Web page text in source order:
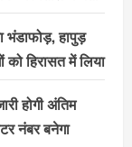
भंडाफोड़, हापुड़
को हिरासत में लिया
होगी अंतिम
नंबर बनेगा